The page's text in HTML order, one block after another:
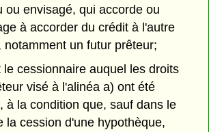
ou envisagé, qui accorde ou
à accorder du crédit à l'autre
notamment un futur prêteur;
le cessionnaire auquel les droits
visé à l'alinéa a) ont été
à la condition que, sauf dans le
la cession d'une hypothèque,